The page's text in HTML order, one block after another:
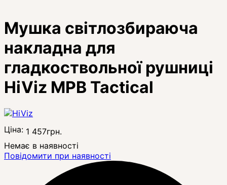
Мушка світлозбираюча
накладна для
гладкоствольної рушниці
HiViz MPB Tactical
Ціна: 1 457грн.
Немає в наявності
Повідомити при наявності